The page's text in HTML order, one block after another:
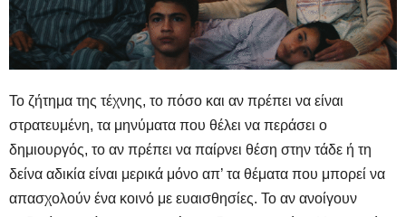
Το ζήτημα της τέχνης, το πόσο και αν πρέπει να είναι
στρατευμένη, τα μηνύματα που θέλει να περάσει ο
δημιουργός, το αν πρέπει να παίρνει θέση στην τάδε ή τη
δείνα αδικία είναι μερικά μόνο απ’ τα θέματα που μπορεί να
απασχολούν ένα κοινό με ευαισθησίες. Το αν ανοίγουν